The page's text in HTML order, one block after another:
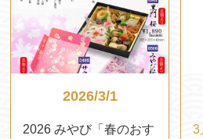
2026/3/1
2026 みやび「春のおす
3